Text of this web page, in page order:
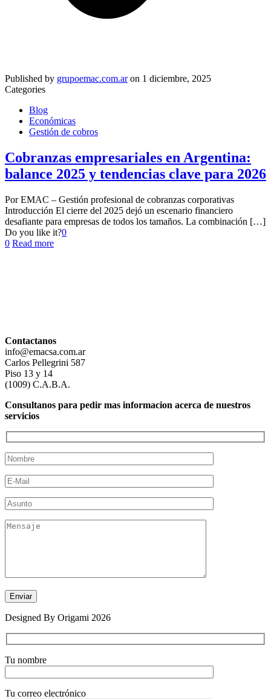
Published by grupoemac.com.ar on 1 diciembre, 2025
Categories
Blog
Económicas
Gestión de cobros
Cobranzas empresariales en Argentina:
balance 2025 y tendencias clave para 2026
Por EMAC – Gestión profesional de cobranzas corporativas
Introducción El cierre del 2025 dejó un escenario financiero
desafiante para empresas de todos los tamaños. La combinación […]
Do you like it?0
0 Read more
Contactanos
info@emacsa.com.ar
Carlos Pellegrini 587
Piso 13 y 14
(1009) C.A.B.A.
Consultanos para pedir mas informacion acerca de nuestros
servicios
Designed By Origami 2026
Tu nombre
Tu correo electrónico